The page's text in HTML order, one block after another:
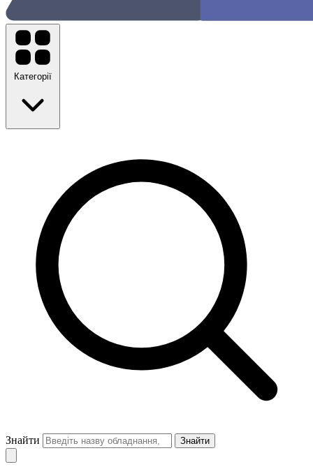
Категорії
Знайти Знайти